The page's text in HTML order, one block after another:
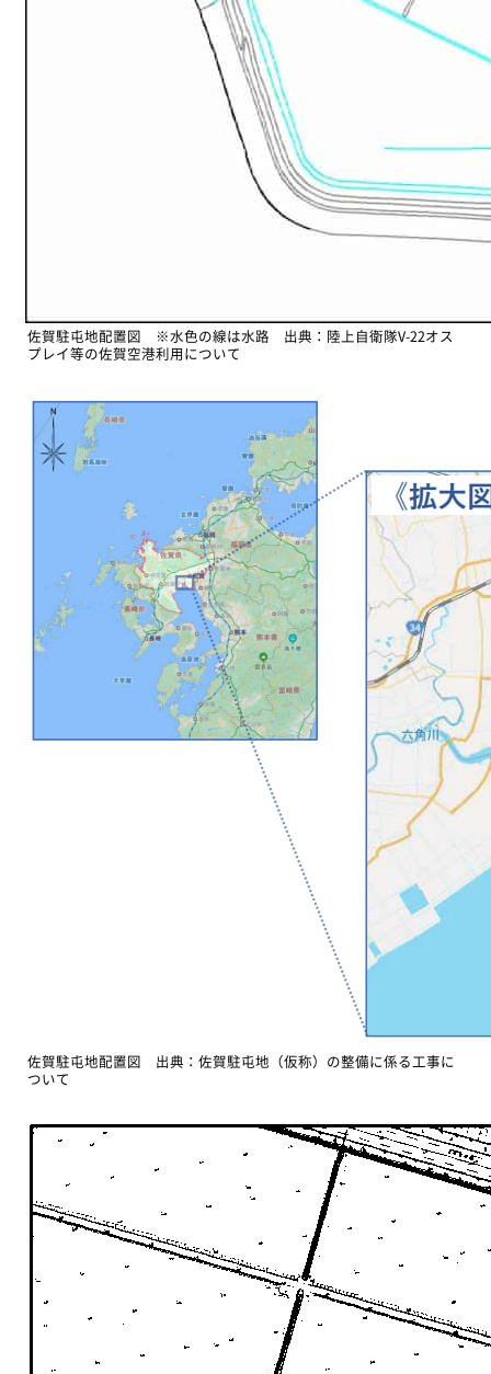
佐賀駐屯地配置図 ※水色の線は水路 出典：陸上自衛隊V-22オス
プレイ等の佐賀空港利用について
佐賀駐屯地配置図 出典：佐賀駐屯地（仮称）の整備に係る工事に
ついて